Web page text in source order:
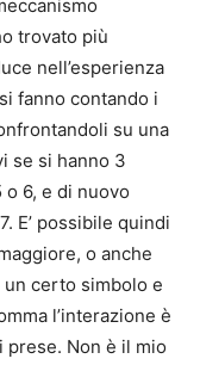
trovato più
nell’esperienza
fanno contando i
su una
se si hanno 3
6, e di nuovo
E’ possibile quindi
o anche
un certo simbolo e
l’interazione è
prese. Non è il mio